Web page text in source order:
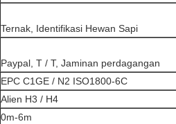
Ternak, Identifikasi Hewan Sapi
Paypal, T / T, Jaminan perdagangan
EPC C1GE / N2 ISO1800-6C
Alien H3 / H4
0m-6m